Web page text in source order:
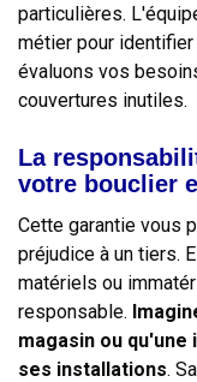
particulières.
métier pour
évaluons vos
couvertures inutiles.
La
votre bouclier
Cette garantie vous
préjudice à un tiers.
matériels ou
responsable.
magasin ou
ses installations.